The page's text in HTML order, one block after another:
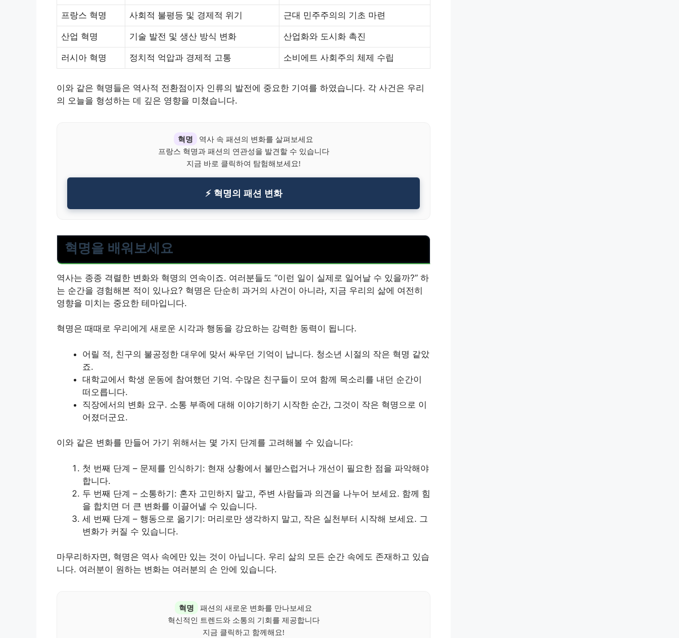
프랑스 혁명 사회적 불평등 및 경제적 위기 근대 민주주의의 기초 마련
산업 혁명 기술 발전 및 생산 방식 변화 산업화와 도시화 촉진
러시아 혁명 정치적 억압과 경제적 고통 소비에트 사회주의 체제 수립
이와 같은 혁명들은 역사적 전환점이자 인류의 발전에 중요한 기여를 하였습니다. 각 사건은 우리
의 오늘을 형성하는 데 깊은 영향을 미쳤습니다.
혁명
역사 속 패션의 변화를 살펴보세요
프랑스 혁명과 패션의 연관성을 발견할 수 있습니다
지금 바로 클릭하여 탐험해보세요!
⚡ 혁명의 패션 변화
혁명을 배워보세요
역사는 종종 격렬한 변화와 혁명의 연속이죠. 여러분들도 “이런 일이 실제로 일어날 수 있을까?” 하
는 순간을 경험해본 적이 있나요? 혁명은 단순히 과거의 사건이 아니라, 지금 우리의 삶에 여전히
영향을 미치는 중요한 테마입니다.
혁명은 때때로 우리에게 새로운 시각과 행동을 강요하는 강력한 동력이 됩니다.
어릴 적, 친구의 불공정한 대우에 맞서 싸우던 기억이 납니다. 청소년 시절의 작은 혁명 같았
죠.
대학교에서 학생 운동에 참여했던 기억. 수많은 친구들이 모여 함께 목소리를 내던 순간이
떠오릅니다.
직장에서의 변화 요구. 소통 부족에 대해 이야기하기 시작한 순간, 그것이 작은 혁명으로 이
어졌더군요.
이와 같은 변화를 만들어 가기 위해서는 몇 가지 단계를 고려해볼 수 있습니다:
첫 번째 단계 – 문제를 인식하기: 현재 상황에서 불만스럽거나 개선이 필요한 점을 파악해야
합니다.
두 번째 단계 – 소통하기: 혼자 고민하지 말고, 주변 사람들과 의견을 나누어 보세요. 함께 힘
을 합치면 더 큰 변화를 이끌어낼 수 있습니다.
세 번째 단계 – 행동으로 옮기기: 머리로만 생각하지 말고, 작은 실천부터 시작해 보세요. 그
변화가 커질 수 있습니다.
마무리하자면, 혁명은 역사 속에만 있는 것이 아닙니다. 우리 삶의 모든 순간 속에도 존재하고 있습
니다. 여러분이 원하는 변화는 여러분의 손 안에 있습니다.
혁명
패션의 새로운 변화를 만나보세요
혁신적인 트렌드와 소통의 기회를 제공합니다
지금 클릭하고 함께해요!